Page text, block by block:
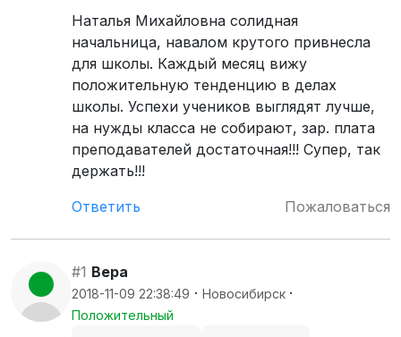
Наталья Михайловна солидная
начальница, навалом крутого привнесла
для школы. Каждый месяц вижу
положительную тенденцию в делах
школы. Успехи учеников выглядят лучше,
на нужды класса не собирают, зар. плата
преподавателей достаточная!!! Супер, так
держать!!!
Ответить
Пожаловаться
#1 Вера
2018-11-09 22:38:49 · Новосибирск ·
Положительный